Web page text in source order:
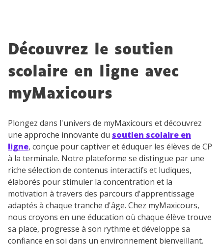
Découvrez le soutien
scolaire en ligne avec
myMaxicours
Plongez dans l'univers de myMaxicours et découvrez
une approche innovante du soutien scolaire en
ligne, conçue pour captiver et éduquer les élèves de CP
à la terminale. Notre plateforme se distingue par une
riche sélection de contenus interactifs et ludiques,
élaborés pour stimuler la concentration et la
motivation à travers des parcours d'apprentissage
adaptés à chaque tranche d'âge. Chez myMaxicours,
nous croyons en une éducation où chaque élève trouve
sa place, progresse à son rythme et développe sa
confiance en soi dans un environnement bienveillant.